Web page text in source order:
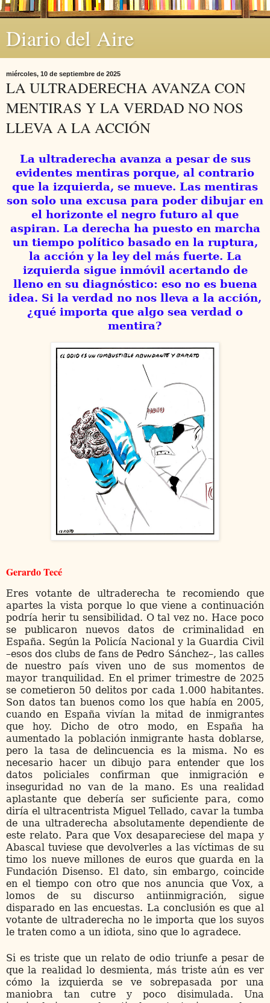
Diario del Aire
miércoles, 10 de septiembre de 2025
LA ULTRADERECHA AVANZA CON
MENTIRAS Y LA VERDAD NO NOS
LLEVA A LA ACCIÓN
La ultraderecha avanza a pesar de sus
evidentes mentiras porque, al contrario
que la izquierda, se mueve. Las mentiras
son solo una excusa para poder dibujar en
el horizonte el negro futuro al que
aspiran. La derecha ha puesto en marcha
un tiempo político basado en la ruptura,
la acción y la ley del más fuerte. La
izquierda sigue inmóvil acertando de
lleno en su diagnóstico: eso no es buena
idea. Si la verdad no nos lleva a la acción,
¿qué importa que algo sea verdad o
mentira?
Gerardo Tecé
Eres votante de ultraderecha te recomiendo que
apartes la vista porque lo que viene a continuación
podría herir tu sensibilidad. O tal vez no. Hace poco
se publicaron nuevos datos de criminalidad en
España. Según la Policía Nacional y la Guardia Civil
–esos dos clubs de fans de Pedro Sánchez–, las calles
de nuestro país viven uno de sus momentos de
mayor tranquilidad. En el primer trimestre de 2025
se cometieron 50 delitos por cada 1.000 habitantes.
Son datos tan buenos como los que había en 2005,
cuando en España vivían la mitad de inmigrantes
que hoy. Dicho de otro modo, en España ha
aumentado la población inmigrante hasta doblarse,
pero la tasa de delincuencia es la misma. No es
necesario hacer un dibujo para entender que los
datos policiales confirman que inmigración e
inseguridad no van de la mano. Es una realidad
aplastante que debería ser suficiente para, como
diría el ultracentrista Miguel Tellado, cavar la tumba
de una ultraderecha absolutamente dependiente de
este relato. Para que Vox desapareciese del mapa y
Abascal tuviese que devolverles a las víctimas de su
timo los nueve millones de euros que guarda en la
Fundación Disenso. El dato, sin embargo, coincide
en el tiempo con otro que nos anuncia que Vox, a
lomos de su discurso antiinmigración, sigue
disparado en las encuestas. La conclusión es que al
votante de ultraderecha no le importa que los suyos
le traten como a un idiota, sino que lo agradece.
Si es triste que un relato de odio triunfe a pesar de
que la realidad lo desmienta, más triste aún es ver
cómo la izquierda se ve sobrepasada por una
maniobra tan cutre y poco disimulada. Una